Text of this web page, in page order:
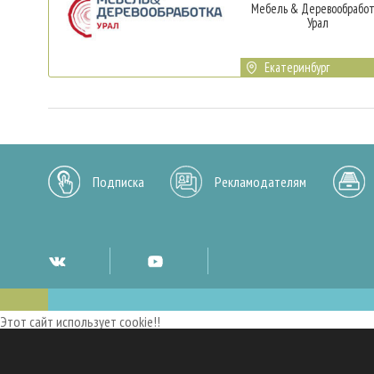
Мебель &
Урал
Екатеринбург
Подписка Рекламодателям
Этот сайт использует cookie!!
Мы используем cookies и аналогичные технологии для улучшения